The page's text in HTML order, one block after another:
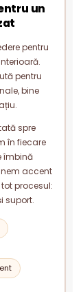
un
pentru
pentru
bine
spre
în fiecare
îmbină
accent
procesul:
suport.